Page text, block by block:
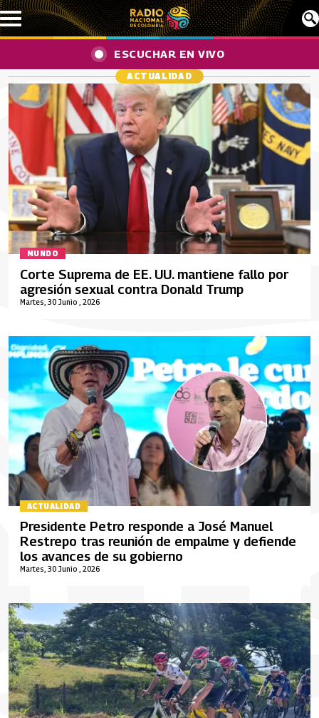
Pasar al contenido principal
ESCUCHAR EN VIVO
ACTUALIDAD
MUNDO
Martes, 30 Junio , 2026
Corte Suprema de EE. UU. mantiene fallo por
agresión sexual contra Donald Trump
ACTUALIDAD
Martes, 30 Junio , 2026
Presidente Petro responde a José Manuel
Restrepo tras reunión de empalme y defiende
los avances de su gobierno